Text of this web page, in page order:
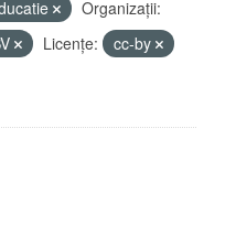
Organizații:
Licenţe:
cc-by